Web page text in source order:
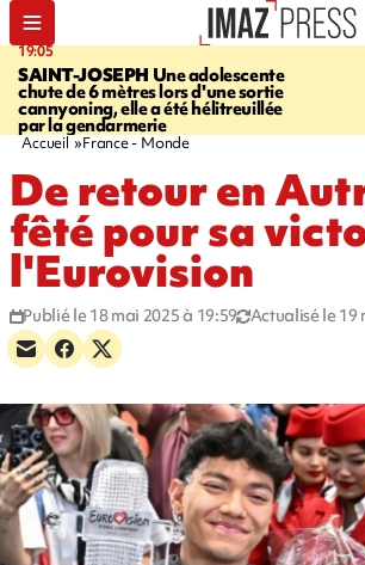
19:05
SAINT-JOSEPH Une adolescente
chute de 6 mètres lors d'une sortie
cannyoning, elle a été hélitreuillée
par la gendarmerie
Accueil France - Monde
De retour en
fêté pour sa
l'Eurovision
Publié le 18 mai 2025 à 19:59 Actualisé le 19